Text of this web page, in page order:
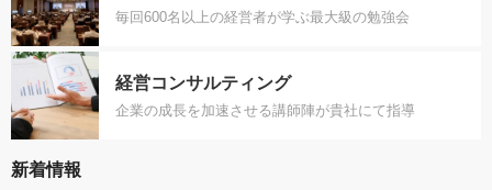
毎回600名以上の経営者が学ぶ最大級の勉強会
経営コンサルティング
企業の成長を加速させる講師陣が貴社にて指導
新着情報